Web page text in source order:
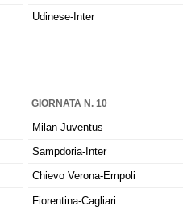
Udinese-Inter
GIORNATA N. 10
Milan-Juventus
Sampdoria-Inter
Chievo Verona-Empoli
Fiorentina-Cagliari